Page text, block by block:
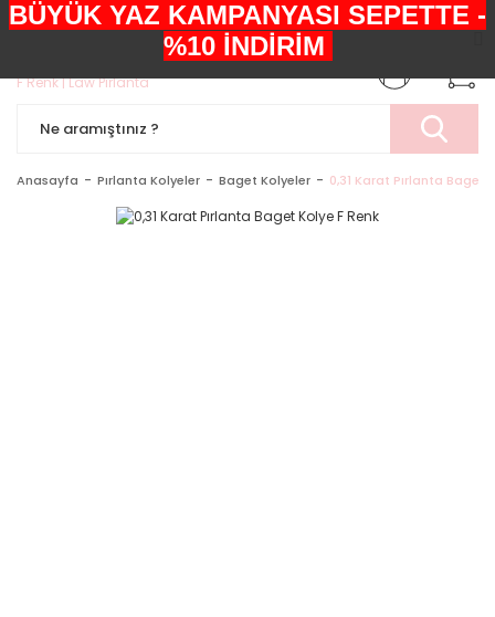
+90552 303 05 29
Anasayfa Pırlanta Kolyeler Baget Kolyeler 0,31 Karat Pırlanta Baget
BÜYÜK YAZ KAMPANYASI SEPETTE -
%10 İNDİRİM